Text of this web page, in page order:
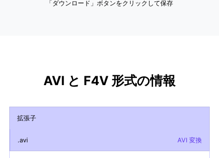
「ダウンロード」ボタンをクリックして保存
AVI と F4V 形式の情報
拡張子
.avi AVI 変換